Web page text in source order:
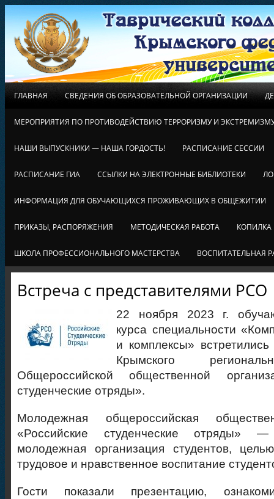
ГЛАВНАЯ СВЕДЕНИЯ ОБ ОБРАЗОВАТЕЛЬНОЙ ОРГАНИЗАЦИИ
МЕРОПРИЯТИЯ ПО ПРОТИВОДЕЙСТВИЮ ТЕРРОРИЗМУ И
НАШИ ВЫПУСКНИКИ — НАША ГОРДОСТЬ! РАСПИСАНИЕ СЕССИИ
РАСПИСАНИЕ ГИА ССЫЛКИ НА ЭЛЕКТРОННЫЕ БИБЛИОТЕКИ
ИНФОРМАЦИЯ ДЛЯ ОБУЧАЮЩИХСЯ ПРОЖИВАЮЩИХ В ОБЩЕЖИТИИ
ПРИКАЗЫ, РАСПОРЯЖЕНИЯ МЕТОДИЧЕСКАЯ РАБОТА КОПИЛКА
ШКОЛА ПРОФЕССИОНАЛЬНОГО МАСТЕРСТВА ВОСПИТАТЕЛЬНАЯ
Встреча с представителями РСО
22 ноября 2023 г.
курса специальности
и комплексы»
Крымского
Общероссийской общественной
студенческие отряды».
Молодежная общероссийская
«Российские студенческие отряды»
молодежная организация студентов,
трудовое и нравственное воспитание
Гости показали презентацию,